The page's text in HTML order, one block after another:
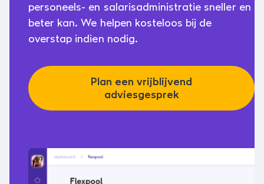
personeels- en salarisadministratie sneller en
beter kan. We helpen kosteloos bij de
overstap indien nodig.
Plan een vrijblijvend
adviesgesprek